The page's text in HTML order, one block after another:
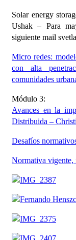
Solar energy
Ushak – Para
siguiente mail
Micro redes:
con alta
comunidades
Módulo 3:
Avances en la
Distribuida –
Desafíos
Normativa vigente,